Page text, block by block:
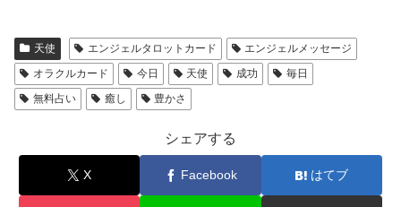
天使 エンジェルタロットカード
エンジェルメッセージ
オラクルカード
今日 天使 成功
毎日
無料占い
癒し 豊かさ
シェアする
X Facebook はてブ